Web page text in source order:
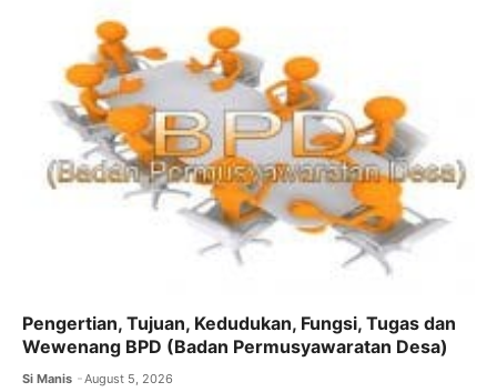
Pengertian, Tujuan, Kedudukan, Fungsi, Tugas dan
Wewenang BPD (Badan Permusyawaratan Desa)
Si Manis August 5, 2026